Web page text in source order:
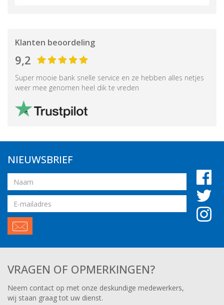
Klanten beoordeling
9,2
Super mooie bank snelle service en ze hebben alles netjes
weer mee genomen heel dik te vreden
NIEUWSBRIEF
Naam
Email
adres
VRAGEN OF OPMERKINGEN?
Neem contact op met onze deskundige medewerkers,
wij staan graag tot uw dienst.